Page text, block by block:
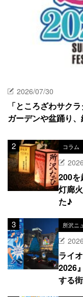
2026/07/30
「ところざわサク
ガーデンや盆踊り
コラム
200を
灯廊
た♪
所沢ニ
ライ
2026
する